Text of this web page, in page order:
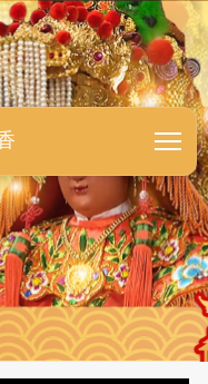
錄